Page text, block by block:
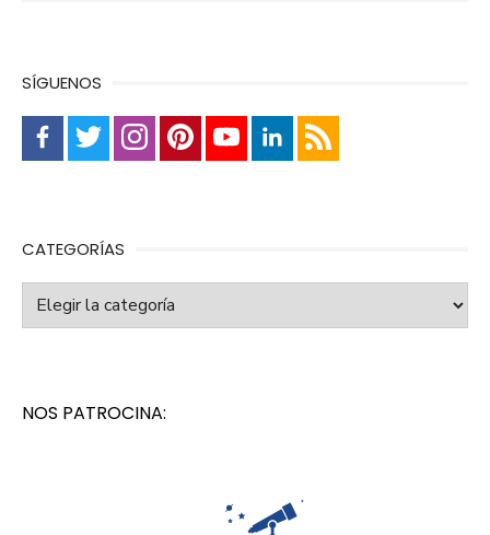
SÍGUENOS
CATEGORÍAS
Categorías
NOS PATROCINA: